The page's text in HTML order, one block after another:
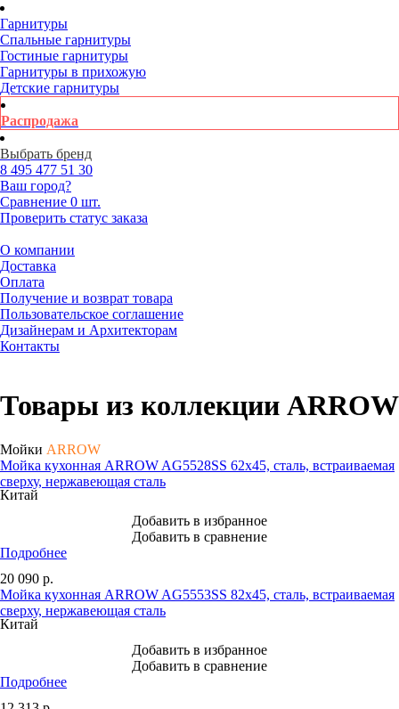
Гарнитуры
Спальные гарнитуры
Гостиные гарнитуры
Гарнитуры в прихожую
Детские гарнитуры
Распродажа
Выбрать бренд
8 495 477 51 30
Ваш город?
Сравнение 0 шт.
Проверить статус заказа
О компании
Доставка
Оплата
Получение и возврат товара
Пользовательское соглашение
Дизайнерам и Архитекторам
Контакты
Товары из коллекции ARROW
Мойки ARROW
Мойка кухонная ARROW AG5528SS 62x45, сталь, встраиваемая
сверху, нержавеющая сталь
Китай
Добавить в избранное
Добавить в сравнение
Подробнее
20 090 р.
Мойка кухонная ARROW AG5553SS 82x45, сталь, встраиваемая
сверху, нержавеющая сталь
Китай
Добавить в избранное
Добавить в сравнение
Подробнее